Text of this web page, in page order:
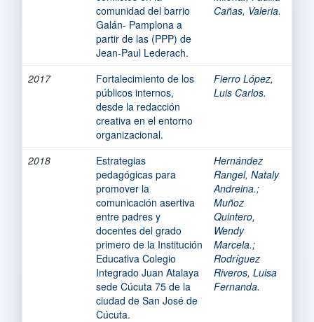
comunidad del barrio
Galán- Pamplona a
partir de las (PPP) de
Jean-Paul Lederach.
Cañas, Valeria.
2017
Fortalecimiento de los
públicos internos,
desde la redacción
creativa en el entorno
organizacional.
Fierro López,
Luis Carlos.
2018
Estrategias
pedagógicas para
promover la
comunicación asertiva
entre padres y
docentes del grado
primero de la Institución
Educativa Colegio
Integrado Juan Atalaya
sede Cúcuta 75 de la
ciudad de San José de
Cúcuta.
Hernández
Rangel, Nataly
Andreina.;
Muñoz
Quintero,
Wendy
Marcela.;
Rodríguez
Riveros, Luisa
Fernanda.